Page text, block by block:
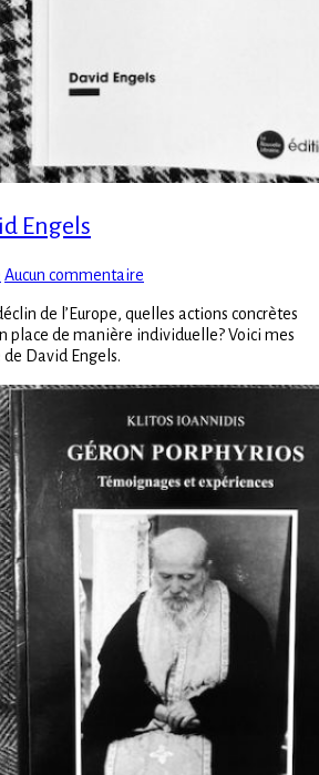
Engels
Aucun commentaire
faire?
–
de l’Europe, quelles actions concrètes
place de manière individuelle? Voici mes
David Engels.